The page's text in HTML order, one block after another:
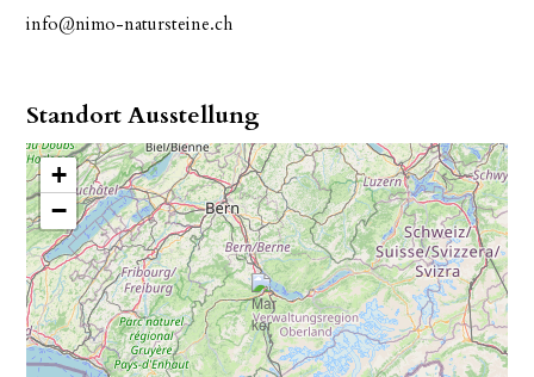
info@nimo-natursteine.ch
Standort Ausstellung
+
−